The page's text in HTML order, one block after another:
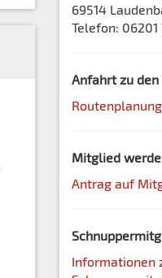
69514
Telefon: 06201
Anfahrt zu
Routenplanung
Mitglied
Antrag auf
Informationen